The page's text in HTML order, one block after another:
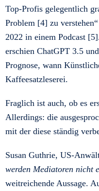
Top-Profis gelegentlich
Problem [4] zu
2022 in einem Podcast
erschien ChatGPT 3.5
Prognose, wann
Kaffeesatzleserei.
Fraglich ist auch, ob es
Allerdings: die
mit der diese ständig
Susan Guthrie, US-
werden Mediatoren nicht
weitreichende Aussage.